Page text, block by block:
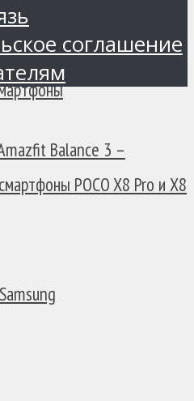
Balance 3 –
POCO X8 Pro и X8
соглашение